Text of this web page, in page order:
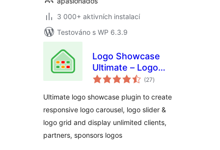
3 000+ aktivních instalací
Testováno s WP 6.3.9
Logo Showcase
Ultimate – Logo
Carousel, Logo
(27celkové
hodnocení
)
Ultimate logo showcase plugin to create
responsive logo carousel, logo slider &
logo grid and display unlimited clients,
partners, sponsors logos